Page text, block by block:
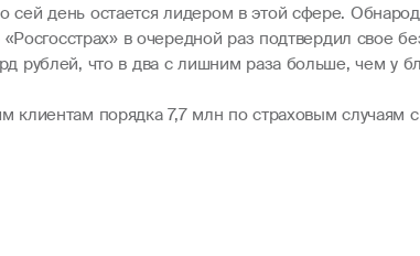
день остается лидером в этой сфере.
в очередной раз подтвердил свое
рублей, что в два с лишним раза больше, чем у
клиентам порядка 7,7 млн по страховым случаям